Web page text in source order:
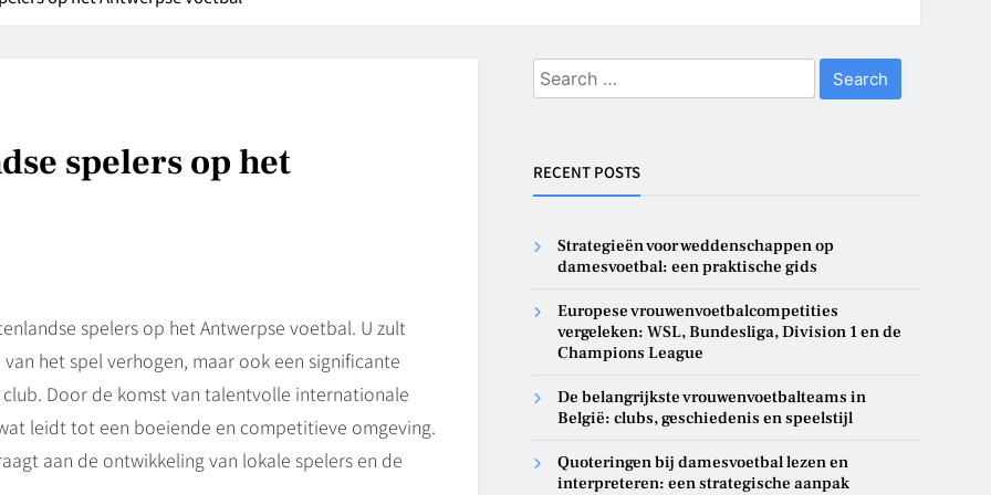
spelers op het
spelers op het Antwerpse voetbal. U zult
het spel verhogen, maar ook een significante
Door de komst van talentvolle internationale
leidt tot een boeiende en competitieve omgeving.
aan de ontwikkeling van lokale spelers en de
Search
for:
RECENT POSTS
Strategieën voor weddenschappen op
damesvoetbal: een praktische gids
Europese vrouwenvoetbalcompetities
vergeleken: WSL, Bundesliga, Division 1 en de
Champions League
De belangrijkste vrouwenvoetbalteams in
België: clubs, geschiedenis en speelstijl
Quoteringen bij damesvoetbal lezen en
interpreteren: een strategische aanpak